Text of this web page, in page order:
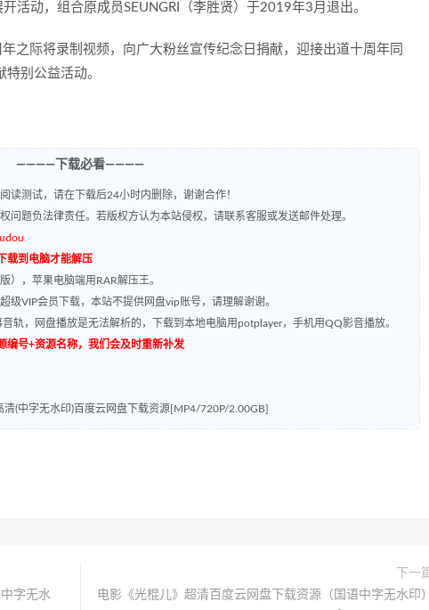
活动，组合原成员SEUNGRI（李胜贤）于2019年3月退出。
之际将录制视频，向广大粉丝宣传纪念日捐献，迎接出道十周年同
别公益活动。
————下载必看————
读测试，请在下载后24小时内删除，谢谢合作！
问题负法律责任。若版权方认为本站侵权，请联系客服或发送邮件处理。
载到电脑才能解压
），苹果电脑端用RAR解压王。
级VIP会员下载，本站不提供网盘vip账号，请理解谢谢。
轨，网盘播放是无法解析的，下载到本地电脑用potplayer，手机用QQ影音播放。
编号+资源名称，我们会及时重新补发
清(中字无水印)百度云网盘下载资源[MP4/720P/2.00GB]
字无水
下一
电影《光棍儿》超清百度云网盘下载资源（国语中字无水印